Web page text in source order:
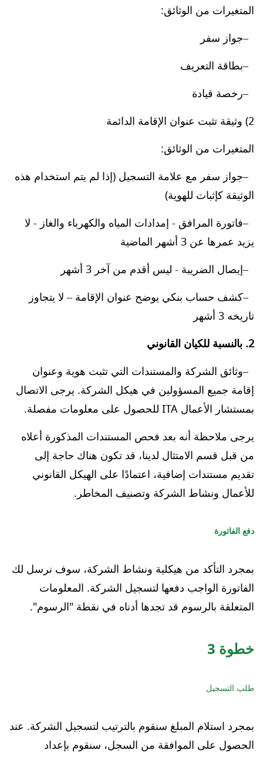
المتغيرات من الوثائق:
جواز سفر
بطاقة التعريف
رخصة قيادة
2) وثيقة تثبت عنوان الإقامة الدائمة
المتغيرات من الوثائق:
جواز سفر مع علامة التسجيل (إذا لم يتم استخدام هذه
الوثيقة كإثبات للهوية)
فاتورة المرافق - إمدادات المياه والكهرباء والغاز - لا
يزيد عمرها عن 3 أشهر الماضية
إيصال الضريبة - ليس أقدم من آخر 3 أشهر
كشف حساب بنكي يوضح عنوان الإقامة – لا يتجاوز
تاريخه 3 أشهر
2. بالنسبة للكيان القانوني
وثائق الشركة والمستندات التي تثبت هوية وعنوان
إقامة جميع المسؤولين في هيكل الشركة. يرجى الاتصال
بمستشار الأعمال ITA للحصول على معلومات مفصلة.
يرجى ملاحظة أنه بعد فحص المستندات المذكورة أعلاه
من قبل قسم الامتثال لدينا، قد تكون هناك حاجة إلى
تقديم مستندات إضافية، اعتمادًا على الهيكل القانوني
للأعمال ونشاط الشركة وتصنيف المخاطر.
دفع الفاتورة
بمجرد التأكد من هيكلية ونشاط الشركة، سوف نرسل لك
الفاتورة الواجب دفعها لتسجيل الشركة. المعلومات
المتعلقة بالرسوم قد تجدها أدناه في نقطة "الرسوم".
خطوة 3
طلب التسجيل
بمجرد استلام المبلغ سنقوم بالترتيب لتسجيل الشركة. عند
الحصول على الموافقة من السجل، سنقوم بإعداد